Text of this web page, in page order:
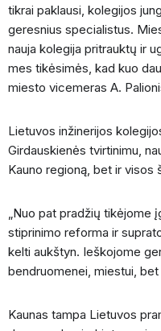
tikrai paklausi, kolegijos
geresnius specialistus.
nauja kolegija pritrauktų ir
mes tikėsimės, kad kuo
miesto vicemeras A.
Lietuvos inžinerijos
Girdauskienės tvirtinimu,
Kauno regioną, bet ir visos
„Nuo pat pradžių tikėjome
stiprinimo reforma ir
kelti aukštyn. Ieškojome
bendruomenei, miestui,
Kaunas tampa Lietuvos